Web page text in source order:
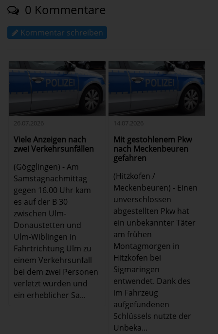
0 Kommentare
Kommentar schreiben
26.07.2026
Viele Anzeigen nach
zwei Verkehrsunfällen
(Gögglingen) - Am
Samstagnachmittag
gegen 16.00 Uhr kam
es auf der B 30
zwischen Ulm-
Donaustetten und
Ulm-Wiblingen in
Fahrtrichtung Ulm zu
einem Verkehrsunfall
bei dem zwei Personen
verletzt wurden und
ein erheblicher Sa...
14.07.2026
Mit gestohlenem Pkw
nach Meckenbeuren
gefahren
(Hitzkofen /
Meckenbeuren) - Einen
unverschlossen
abgestellten Pkw hat
ein unbekannter Täter
am frühen
Montagmorgen in
Hitzkofen bei
Sigmaringen
entwendet. Dank des
im Fahrzeug
aufgefundenen
Schlüssels nutzte der
Unbeka...